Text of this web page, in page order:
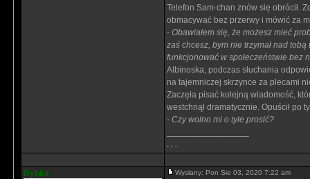
Telefon Sam-chan znów się obrócił.
obmacywać bez przerwy i mówić za
- Obawiałem się, że możesz mieć
zaś chcesz, bym nie trzymał nad
funkcjonować w społeczeństwie bez
Albinoska, podczas słuchania
na tajemniczej skrzynce za plecami
Zaczęła pisać kolejną wiadomość,
westchnął dramatycznie. Opuścił po
- Czy wolno mi o tyle prosić?
. . .
Rybka Wysłany: Pon Sie 03, 2020 7:22 am